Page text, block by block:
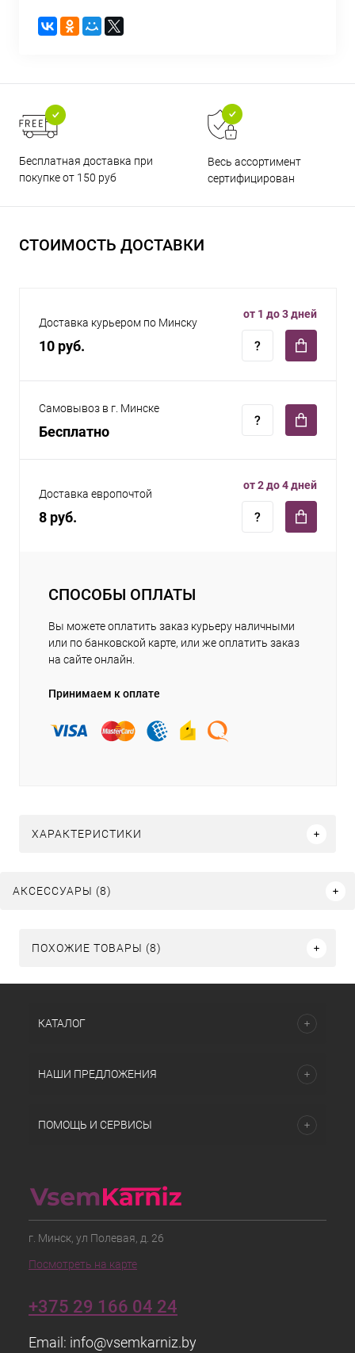
Бесплатная доставка при
покупке от 150 руб
Весь ассортимент
сертифицирован
СТОИМОСТЬ ДОСТАВКИ
Доставка курьером по Минску
10 руб.
от 1 до 3 дней
Самовывоз в г. Минске
Бесплатно
Доставка европочтой
8 руб.
от 2 до 4 дней
СПОСОБЫ ОПЛАТЫ
Вы можете оплатить заказ курьеру наличными
или по банковской карте, или же оплатить заказ
на сайте онлайн.
Принимаем к оплате
ХАРАКТЕРИСТИКИ
АКСЕССУАРЫ (8)
ПОХОЖИЕ ТОВАРЫ (8)
КАТАЛОГ
НАШИ ПРЕДЛОЖЕНИЯ
ПОМОЩЬ И СЕРВИСЫ
г. Минск, ул Полевая, д. 26
Посмотреть на карте
+375 29 166 04 24
Email: info@vsemkarniz.by